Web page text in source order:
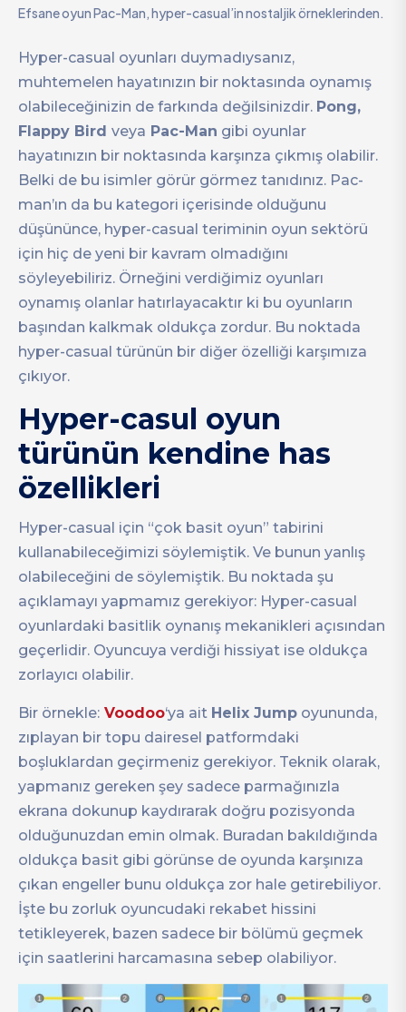
Efsane oyun Pac-Man, hyper-casual’in nostaljik örneklerinden.
Hyper-casual oyunları duymadıysanız,
muhtemelen hayatınızın bir noktasında oynamış
olabileceğinizin de farkında değilsinizdir. Pong,
Flappy Bird veya Pac-Man gibi oyunlar
hayatınızın bir noktasında karşınza çıkmış olabilir.
Belki de bu isimler görür görmez tanıdınız. Pac-
man’ın da bu kategori içerisinde olduğunu
düşününce, hyper-casual teriminin oyun sektörü
için hiç de yeni bir kavram olmadığını
söyleyebiliriz. Örneğini verdiğimiz oyunları
oynamış olanlar hatırlayacaktır ki bu oyunların
başından kalkmak oldukça zordur. Bu noktada
hyper-casual türünün bir diğer özelliği karşımıza
çıkıyor.
Hyper-casul oyun
türünün kendine has
özellikleri
Hyper-casual için “çok basit oyun” tabirini
kullanabileceğimizi söylemiştik. Ve bunun yanlış
olabileceğini de söylemiştik. Bu noktada şu
açıklamayı yapmamız gerekiyor: Hyper-casual
oyunlardaki basitlik oynanış mekanikleri açısından
geçerlidir. Oyuncuya verdiği hissiyat ise oldukça
zorlayıcı olabilir.
Bir örnekle: Voodoo‘ya ait Helix Jump oyununda,
zıplayan bir topu dairesel patformdaki
boşluklardan geçirmeniz gerekiyor. Teknik olarak,
yapmanız gereken şey sadece parmağınızla
ekrana dokunup kaydırarak doğru pozisyonda
olduğunuzdan emin olmak. Buradan bakıldığında
oldukça basit gibi görünse de oyunda karşınıza
çıkan engeller bunu oldukça zor hale getirebiliyor.
İşte bu zorluk oyuncudaki rekabet hissini
tetikleyerek, bazen sadece bir bölümü geçmek
için saatlerini harcamasına sebep olabiliyor.